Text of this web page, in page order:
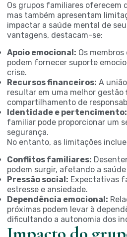
Os grupos familiares oferecem
mas também apresentam
impactar a saúde mental de
vantagens, destacam-se:
Apoio emocional: Os
podem fornecer suporte
crise.
Recursos financeiros: A
resultar em uma melhor gestão
compartilhamento de
Identidade e pertencimento:
familiar pode proporcionar um
segurança.
No entanto, as limitações
Conflitos familiares:
podem surgir, afetando a
Pressão social: Expectativas
estresse e ansiedade.
Dependência emocional:
próximas podem levar à
dificultando a autonomia dos